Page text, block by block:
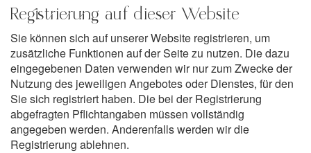
Registrierung auf dieser Website
Sie können sich auf unserer Website registrieren, um
zusätzliche Funktionen auf der Seite zu nutzen. Die dazu
eingegebenen Daten verwenden wir nur zum Zwecke der
Nutzung des jeweiligen Angebotes oder Dienstes, für den
Sie sich registriert haben. Die bei der Registrierung
abgefragten Pflichtangaben müssen vollständig
angegeben werden. Anderenfalls werden wir die
Registrierung ablehnen.